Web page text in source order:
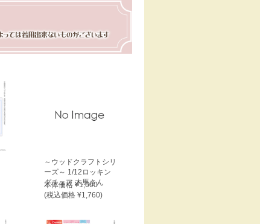
～ウッドクラフトシリ
ーズ～ 1/12ロッキン
グチェア 木馬さん
本体価格 ¥1,600
(税込価格 ¥1,760)